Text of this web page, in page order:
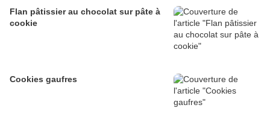
Flan pâtissier au chocolat sur pâte à
cookie
Cookies gaufres